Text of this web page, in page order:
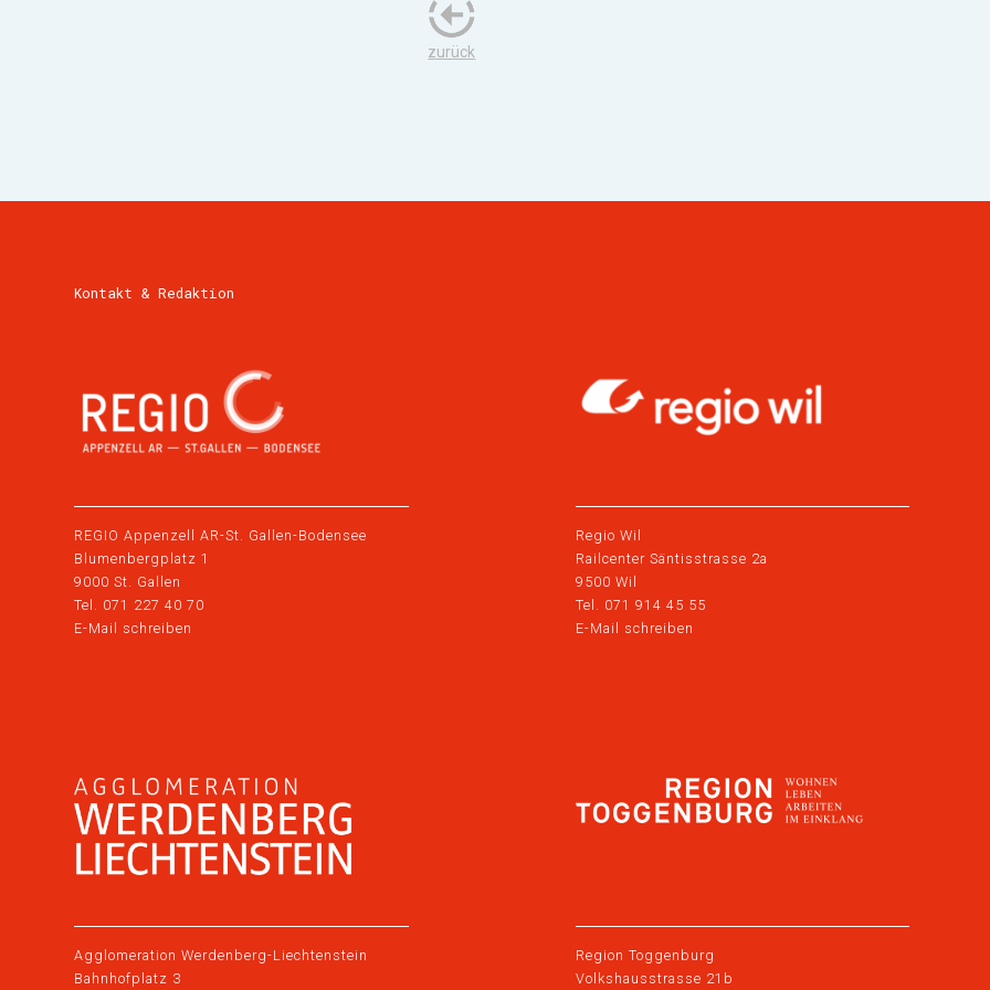
zurück
Kontakt & Redaktion
REGIO Appenzell AR-St. Gallen-Bodensee
Blumenbergplatz 1
9000 St. Gallen
Tel. 071 227 40 70
E-Mail schreiben
Regio Wil
Railcenter Säntisstrasse 2a
9500 Wil
Tel. 071 914 45 55
E-Mail schreiben
Agglomeration Werdenberg-Liechtenstein
Bahnhofplatz 3
Region Toggenburg
Volkshausstrasse 21b